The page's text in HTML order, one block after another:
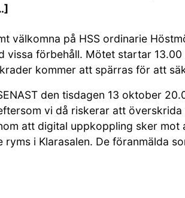
välkomna på HSS ordinarie
vissa förbehåll. Mötet startar
kommer att spärras för att
den tisdagen 13 oktober
vi då riskerar att
att digital uppkoppling sker
ryms i Klarasalen. De föranmälda